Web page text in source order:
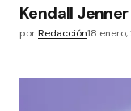
Kendall
porRedacción18 enero,